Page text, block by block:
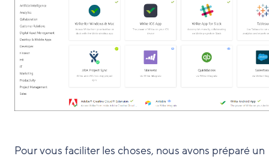
Pour vous faciliter les choses, nous avons préparé un